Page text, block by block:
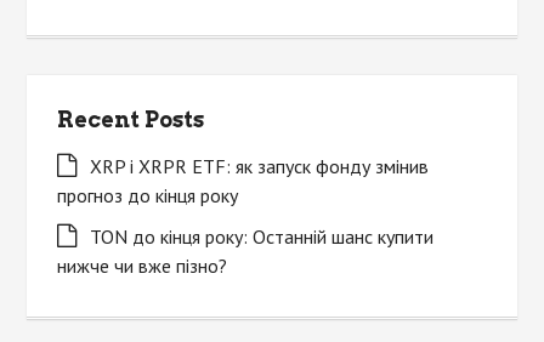
Recent Posts
XRP і XRPR ETF: як запуск фонду змінив
прогноз до кінця року
TON до кінця року: Останній шанс купити
нижче чи вже пізно?